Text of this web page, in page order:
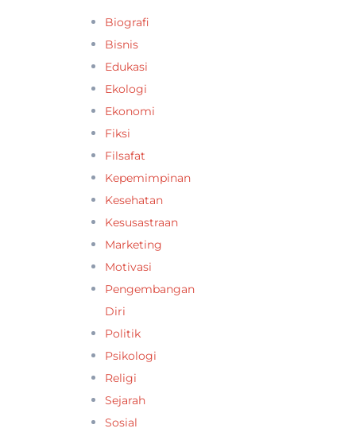
Biografi
Bisnis
Edukasi
Ekologi
Ekonomi
Fiksi
Filsafat
Kepemimpinan
Kesehatan
Kesusastraan
Marketing
Motivasi
Pengembangan
Diri
Politik
Psikologi
Religi
Sejarah
Sosial